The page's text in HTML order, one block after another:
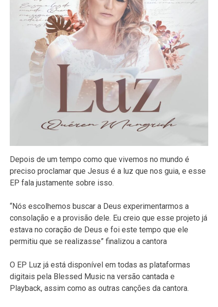
Depois de um tempo como que vivemos no mundo é
preciso proclamar que Jesus é a luz que nos guia, e esse
EP fala justamente sobre isso.
“Nós escolhemos buscar a Deus experimentarmos a
consolação e a provisão dele. Eu creio que esse projeto já
estava no coração de Deus e foi este tempo que ele
permitiu que se realizasse” finalizou a cantora
O EP Luz já está disponível em todas as plataformas
digitais pela Blessed Music na versão cantada e
Playback, assim como as outras canções da cantora.